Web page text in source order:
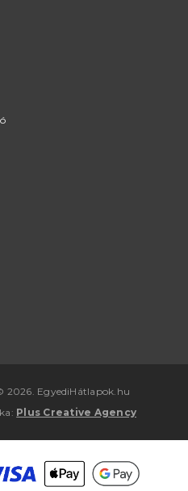
2026. EgyediHátlapok.hu
: Plus Creative Agency